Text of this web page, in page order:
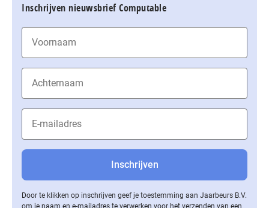
Inschrijven nieuwsbrief Computable
Door te klikken op inschrijven geef je toestemming aan Jaarbeurs B.V.
om je naam en e-mailadres te verwerken voor het verzenden van een